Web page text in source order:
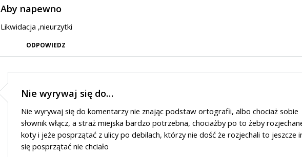
Aby napewno
Likwidacja ,nieurzytki
ODPOWIEDZ
Nie wyrywaj się do…
Nie wyrywaj się do komentarzy nie znając podstaw ortografii, albo chociaż sobie
słownik włącz, a straż miejska bardzo potrzebna, chociażby po to żeby
koty i jeże posprzątać z ulicy po debilach, którzy nie dość że rozjechali to jeszcze
się posprzątać nie chciało